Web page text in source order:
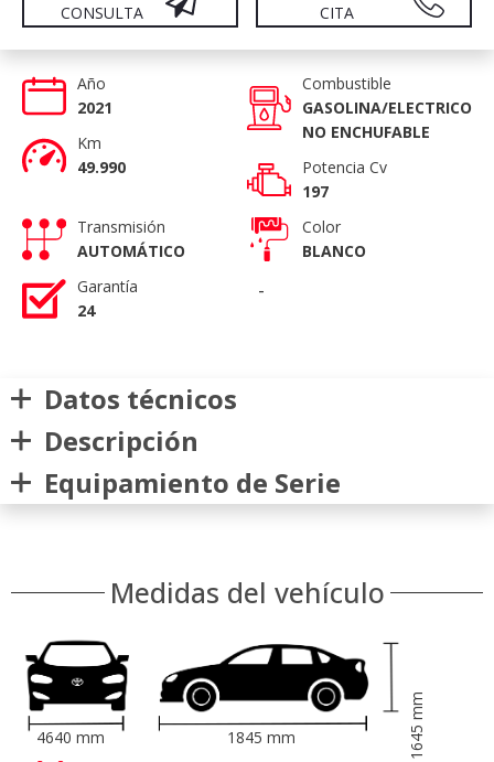
CONSULTA
CITA
Año
2021
Km
49.990
Combustible
GASOLINA/ELECTRICO
NO ENCHUFABLE
Potencia Cv
197
Transmisión
AUTOMÁTICO
Garantía
24
Color
BLANCO
-
Datos técnicos
Descripción
Equipamiento de Serie
Medidas del vehículo
1645
mm
4640 mm 1845 mm